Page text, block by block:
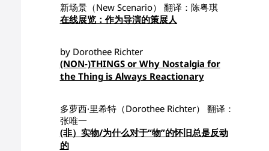
新场景（New Scenario） 翻译：陈粤琪
在线展览：作为导演的策展人
by Dorothee Richter
(NON-)THINGS or Why Nostalgia for
the Thing is Always Reactionary
多萝西·里希特（Dorothee Richter） 翻译：
张唯一
(非）实物/为什么对于“物”的怀旧总是反动
的